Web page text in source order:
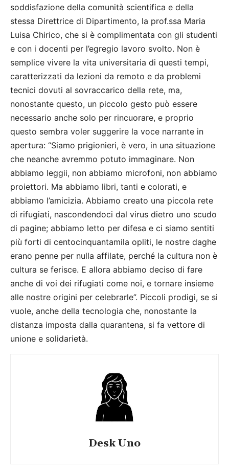
soddisfazione della comunità scientifica e della
stessa Direttrice di Dipartimento, la prof.ssa Maria
Luisa Chirico, che si è complimentata con gli studenti
e con i docenti per l’egregio lavoro svolto. Non è
semplice vivere la vita universitaria di questi tempi,
caratterizzati da lezioni da remoto e da problemi
tecnici dovuti al sovraccarico della rete, ma,
nonostante questo, un piccolo gesto può essere
necessario anche solo per rincuorare, e proprio
questo sembra voler suggerire la voce narrante in
apertura: “Siamo prigionieri, è vero, in una situazione
che neanche avremmo potuto immaginare. Non
abbiamo leggii, non abbiamo microfoni, non abbiamo
proiettori. Ma abbiamo libri, tanti e colorati, e
abbiamo l’amicizia. Abbiamo creato una piccola rete
di rifugiati, nascondendoci dal virus dietro uno scudo
di pagine; abbiamo letto per difesa e ci siamo sentiti
più forti di centocinquantamila opliti, le nostre daghe
erano penne per nulla affilate, perché la cultura non è
cultura se ferisce. E allora abbiamo deciso di fare
anche di voi dei rifugiati come noi, e tornare insieme
alle nostre origini per celebrarle”. Piccoli prodigi, se si
vuole, anche della tecnologia che, nonostante la
distanza imposta dalla quarantena, si fa vettore di
unione e solidarietà.
Desk Uno